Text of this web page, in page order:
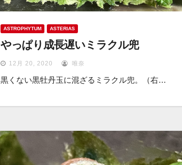
ASTROPHYTUM ASTERIAS
やっぱり成長遅いミラクル兜
12月 20, 2020 唯奈
黒くない黒牡丹玉に混ざるミラクル兜。（右…